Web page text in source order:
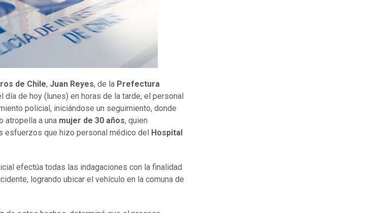
de Chile, Juan Reyes, de la Prefectura
día de hoy (lunes) en horas de la tarde, el personal
policial, iniciándose un seguimiento, donde
atropella a una mujer de 30 años, quien
esfuerzos que hizo personal médico del
Hospital
efectúa todas las indagaciones con la finalidad
logrando ubicar el vehículo en la comuna de